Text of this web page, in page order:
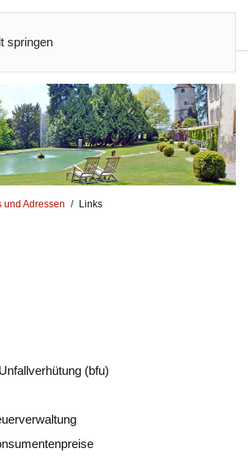
springen
und Adressen Links
(bfu)